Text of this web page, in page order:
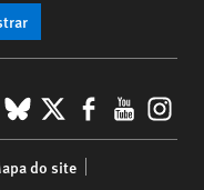
BlueSky
X
do site